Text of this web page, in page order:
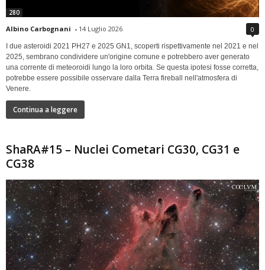
280
Albino Carbognani - 14 Luglio 2026 0
I due asteroidi 2021 PH27 e 2025 GN1, scoperti rispettivamente nel 2021 e nel
2025, sembrano condividere un'origine comune e potrebbero aver generato
una corrente di meteoroidi lungo la loro orbita. Se questa ipotesi fosse corretta,
potrebbe essere possibile osservare dalla Terra fireball nell'atmosfera di
Venere.
Continua a leggere
ShaRA#15 – Nuclei Cometari CG30, CG31 e
CG38